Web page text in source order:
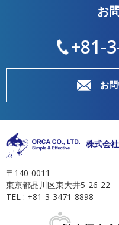
お
+81-
お
株式会
〒140-0011
東京都品川区東大井5-26-22
TEL : +81-3-3471-8898